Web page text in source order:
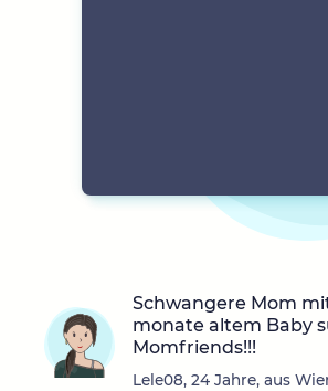
Schwangere Mom
monate altem Baby
Momfriends!!!
Lele08, 24 Jahre, aus